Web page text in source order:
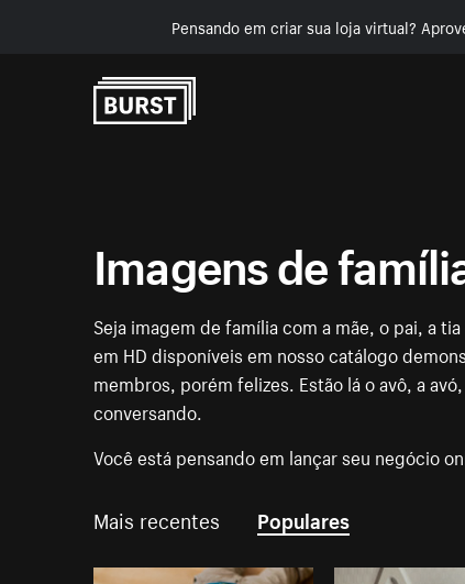
Pensando em criar sua loja virtual?
Imagens de
Seja imagem de família com a mãe, o pai, a
em HD disponíveis em nosso catálogo
membros, porém felizes. Estão lá o avô, a
conversando.
Você está pensando em lançar seu negócio
Mais recentes Populares